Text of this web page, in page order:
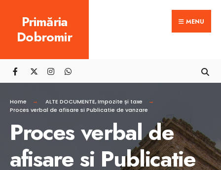
content
Primăria
Dobromir
MENU
Home ALTE DOCUMENTE,Impozite și taxe
Proces verbal de afisare si Publicatie de vanzare
Proces verbal de
afisare si Publicatie
for: